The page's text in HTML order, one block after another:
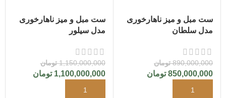
ست مبل و میز ناهارخوری
مدل سلطان
890,000,000 تومان
850,000,000 تومان
ست مبل و میز ناهارخوری
مدل سیلور
1,150,000,000 تومان
1,100,000,000 تومان